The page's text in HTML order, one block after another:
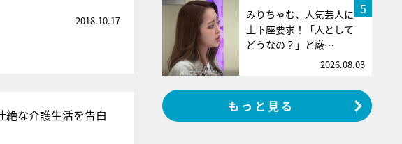
2018.10.17
な介護生活を告白
5
みりちゃむ、人気芸人に
土下座要求！「人として
どうなの？」と厳…
2026.08.03
もっと見る